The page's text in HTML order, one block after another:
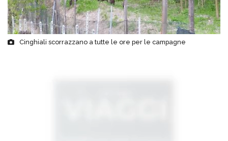
Cinghiali scorrazzano a tutte le ore per le campagne